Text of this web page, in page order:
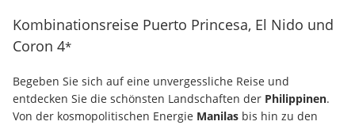
Kombinationsreise Puerto Princesa, El Nido und
Coron 4*
Begeben Sie sich auf eine unvergessliche Reise und
entdecken Sie die schönsten Landschaften der Philippinen.
Von der kosmopolitischen Energie Manilas bis hin zu den